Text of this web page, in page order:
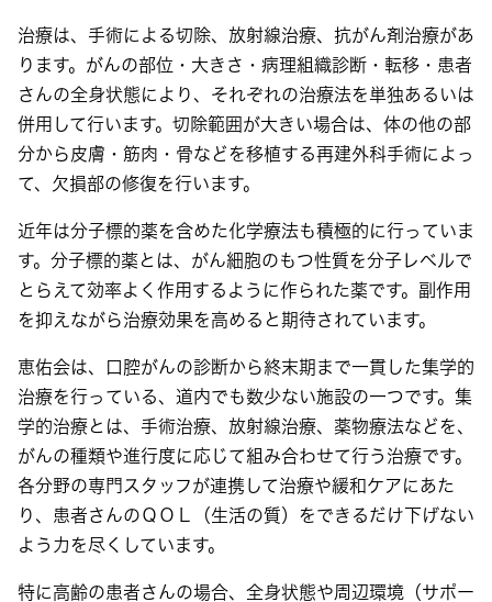
治療は、手術による切除、放射線治療、抗がん剤治療があ
ります。がんの部位・大きさ・病理組織診断・転移・患者
さんの全身状態により、それぞれの治療法を単独あるいは
併用して行います。切除範囲が大きい場合は、体の他の部
分から皮膚・筋肉・骨などを移植する再建外科手術によっ
て、欠損部の修復を行います。
近年は分子標的薬を含めた化学療法も積極的に行っていま
す。分子標的薬とは、がん細胞のもつ性質を分子レベルで
とらえて効率よく作用するように作られた薬です。副作用
を抑えながら治療効果を高めると期待されています。
恵佑会は、口腔がんの診断から終末期まで一貫した集学的
治療を行っている、道内でも数少ない施設の一つです。集
学的治療とは、手術治療、放射線治療、薬物療法などを、
がんの種類や進行度に応じて組み合わせて行う治療です。
各分野の専門スタッフが連携して治療や緩和ケアにあた
り、患者さんのＱＯＬ（生活の質）をできるだけ下げない
よう力を尽くしています。
特に高齢の患者さんの場合、全身状態や周辺環境（サポー